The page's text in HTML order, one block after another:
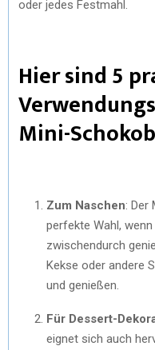
oder jedes Festmahl.
Hier sind 5
Mini-
Zum Naschen: Der
perfekte Wahl,
zwischendurch
Kekse oder andere
und genießen.
Für Dessert-
eignet sich auch